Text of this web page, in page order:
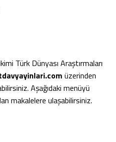
Türk Dünyası Araştırmaları
üzerinden
Aşağıdaki menüyü
makalelere ulaşabilirsiniz.